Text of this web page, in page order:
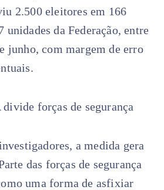
2.500 eleitores em 166
unidades da Federação, entre
junho, com margem de erro
forças de segurança
a medida gera
das forças de segurança
uma forma de asfixiar